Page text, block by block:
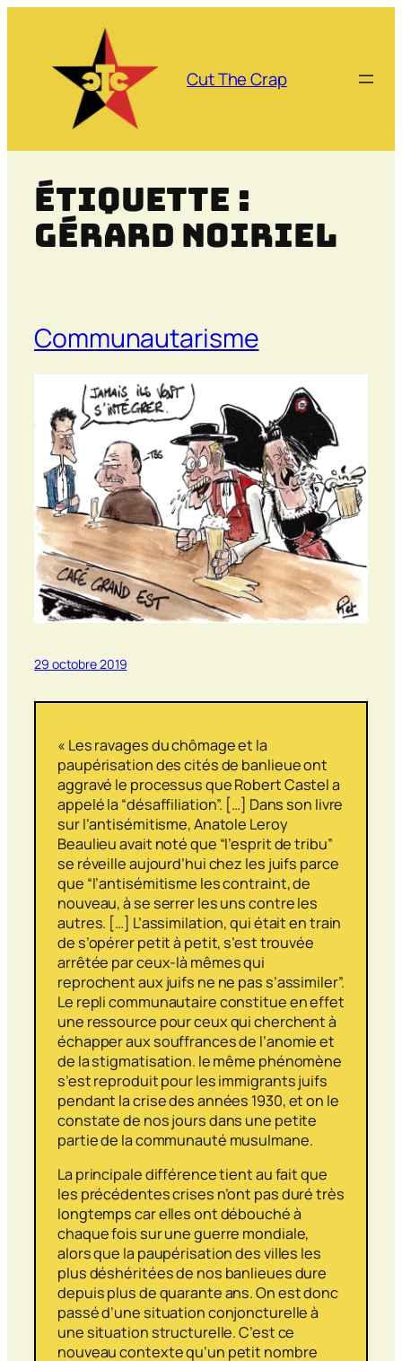
contenu
Cut The Crap
Étiquette :
Gérard Noiriel
Communautarisme
29 octobre 2019
« Les ravages du chômage et la
paupérisation des cités de banlieue ont
aggravé le processus que Robert Castel a
appelé la “désaffiliation”. […] Dans son livre
sur l’antisémitisme, Anatole Leroy
Beaulieu avait noté que “l’esprit de tribu”
se réveille aujourd’hui chez les juifs parce
que “l’antisémitisme les contraint, de
nouveau, à se serrer les uns contre les
autres. […] L’assimilation, qui était en train
de s’opérer petit à petit, s’est trouvée
arrêtée par ceux-là mêmes qui
reprochent aux juifs ne ne pas s’assimiler”.
Le repli communautaire constitue en effet
une ressource pour ceux qui cherchent à
échapper aux souffrances de l’anomie et
de la stigmatisation. le même phénomène
s’est reproduit pour les immigrants juifs
pendant la crise des années 1930, et on le
constate de nos jours dans une petite
partie de la communauté musulmane.
La principale différence tient au fait que
les précédentes crises n’ont pas duré très
longtemps car elles ont débouché à
chaque fois sur une guerre mondiale,
alors que la paupérisation des villes les
plus déshéritées de nos banlieues dure
depuis plus de quarante ans. On est donc
passé d’une situation conjoncturelle à
une situation structurelle. C’est ce
nouveau contexte qu’un petit nombre